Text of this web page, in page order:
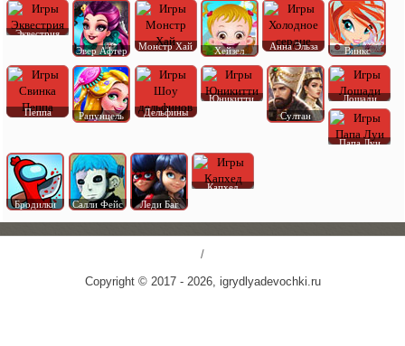
Эквестрия
Эвер Афтер
Монстр Хай Хейзел Анна Эльза Винкс
Пеппа Рапунцель Дельфины
Юникитти
Султан
Лошади
Папа Луи
Бродилки Салли Фейс Леди Баг
Капхед
/
Copyright © 2017 - 2026, igrydlyadevochki.ru